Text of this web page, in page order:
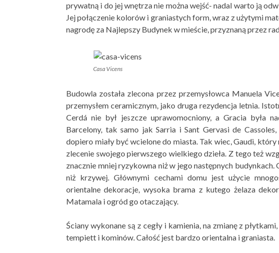
prywatną i do jej wnętrza nie można wejść- nadal warto ją
Jej połączenie kolorów i graniastych form, wraz z użytymi
nagrodę za Najlepszy Budynek w mieście, przyznaną przez
Casa Vicens
Budowla została zlecona przez przemysłowca Manuela
przemysłem ceramicznym, jako druga rezydencja letnia.
Cerdá nie był jeszcze uprawomocniony, a Gracia była
Barcelony, tak samo jak Sarria i Sant Gervasi de
dopiero miały być wcielone do miasta. Tak wiec, Gaudi, który
zlecenie swojego pierwszego wielkiego dzieła. Z tego też
znacznie mniej ryzykowna niż w jego następnych
niż krzywej. Głównymi cechami domu jest użycie
orientalne dekoracje, wysoka brama z kutego żelaza
Matamala i ogród go otaczający.
Ściany wykonane są z cegły i kamienia, na zmianę z
tempiett i kominów. Całość jest bardzo orientalna i graniasta.